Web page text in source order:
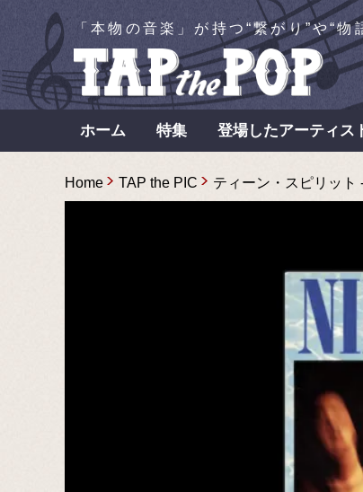
「本物の音楽」が持つ“繋がり”や“物
ホーム 特集 登場したアーティス
Home TAP the PIC ティーン・スピリット